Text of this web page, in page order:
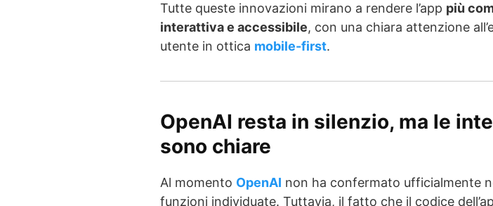
Tutte queste innovazioni mirano a rendere l’app più
interattiva e accessibile, con una chiara attenzione
utente in ottica mobile-first.
OpenAI resta in silenzio, ma le
sono chiare
Al momento OpenAI non ha confermato ufficialmente
funzioni individuate. Tuttavia, il fatto che il codice